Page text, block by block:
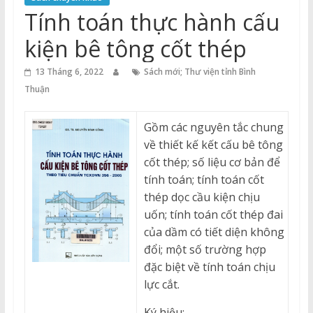
Thuận
Cổng
Vào
Tri
Thức
Tính toán thực hành cấu
kiện bê tông cốt thép
13 Tháng 6, 2022
Sách mới; Thư viện tỉnh Bình
Thuận
Gồm các nguyên tắc chung
về thiết kế kết cấu bê tông
cốt thép; số liệu cơ bản để
tính toán; tính toán cốt
thép dọc cầu kiện chịu
uốn; tính toán cốt thép đai
của dầm có tiết diện không
đổi; một số trường hợp
đặc biệt về tính toán chịu
lực cắt.